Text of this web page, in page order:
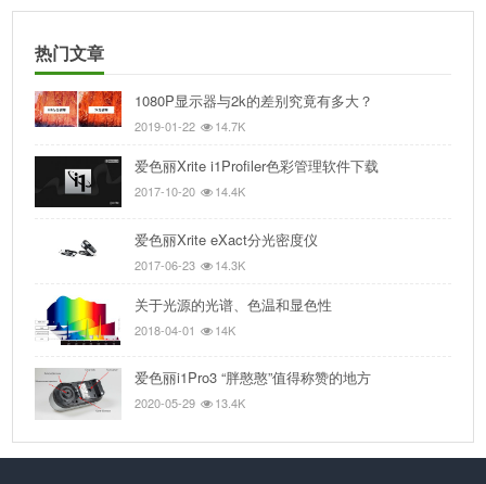
热门文章
1080P显示器与2k的差别究竟有多大？
2019-01-22 14.7K
爱色丽Xrite i1Profiler色彩管理软件下载
2017-10-20 14.4K
爱色丽Xrite eXact分光密度仪
2017-06-23 14.3K
关于光源的光谱、色温和显色性
2018-04-01 14K
爱色丽i1Pro3 “胖憨憨”值得称赞的地方
2020-05-29 13.4K